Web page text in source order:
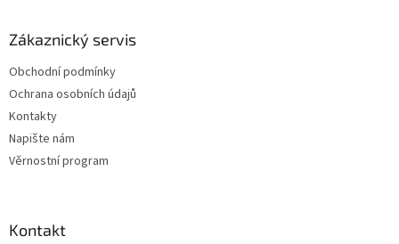
Zákaznický servis
Obchodní podmínky
Ochrana osobních údajů
Kontakty
Napište nám
Věrnostní program
Kontakt